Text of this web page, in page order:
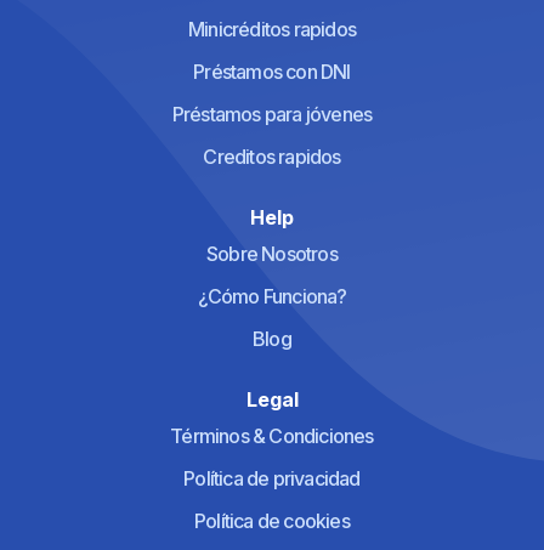
Minicréditos rapidos
Préstamos con DNI
Préstamos para jóvenes
Creditos rapidos
Help
Sobre Nosotros
¿Cómo Funciona?
Blog
Legal
Términos & Condiciones
Política de privacidad
Política de cookies